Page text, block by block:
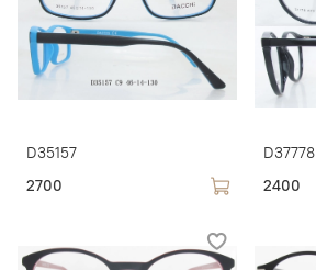
D35157
2700
D37778
2400